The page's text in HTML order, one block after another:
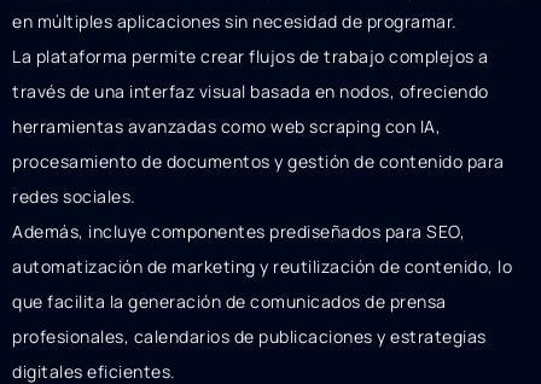
en múltiples aplicaciones sin necesidad de programar.
La plataforma permite crear flujos de trabajo complejos a
través de una interfaz visual basada en nodos, ofreciendo
herramientas avanzadas como web scraping con IA,
procesamiento de documentos y gestión de contenido para
redes sociales.
Además, incluye componentes prediseñados para SEO,
automatización de marketing y reutilización de contenido, lo
que facilita la generación de comunicados de prensa
profesionales, calendarios de publicaciones y estrategias
digitales eficientes.